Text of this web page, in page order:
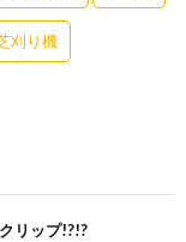
刈り機
リップ!?!?